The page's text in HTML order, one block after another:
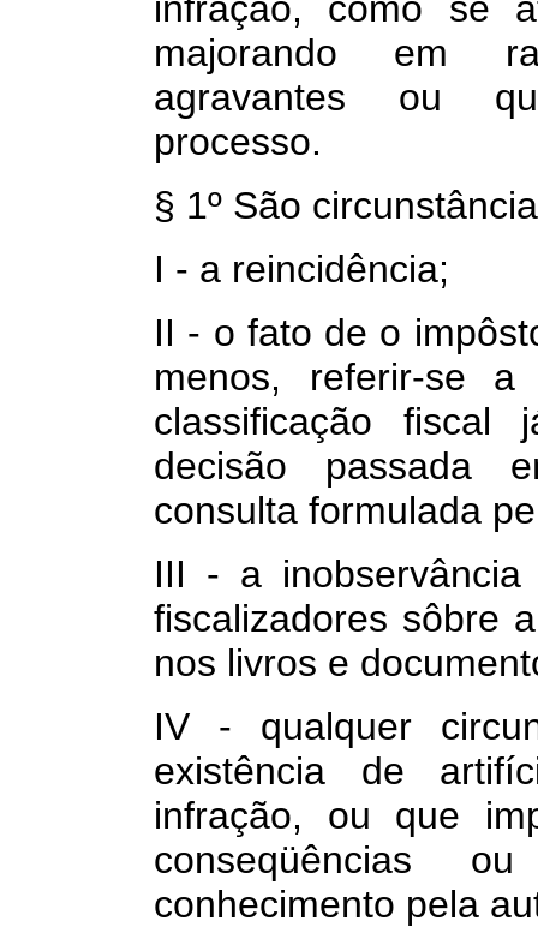
majorando em
agravantes ou
processo.
§ 1º São
I - a reincidência;
II - o fato de o
menos, referir-se
classificação
decisão passada
consulta formulada
III - a
fiscalizadores sôbre
nos livros e
IV - qualquer
existência de
infração, ou que
conseqüências
conhecimento pela